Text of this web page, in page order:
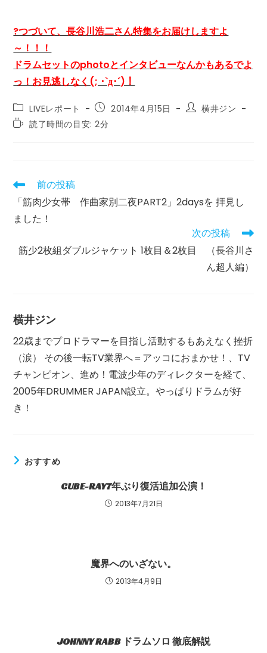
?つづいて、長谷川浩二さん特集をお届けしますよ
～！！！
ドラムセットのphotoとインタビューなんかもあるでよ
っ！お見逃しなく(; ･`д･´)！
投
稿
カ
LIVEレポート
投
稿
公
2014年4月15日
投
横井ジン
読
か
る
時
間:
読了時間の目安: 2分
そ
の
の
を
前の投稿
「筋肉少女帯 作曲家別二夜PART2」2daysを 拝見し
ました！
次の投稿
筋少2枚組ダブルジャケット 1枚目＆2枚目 （長谷川さ
ん超人編）
横井ジン
22歳までプロドラマーを目指し活動するもあえなく挫折
（涙） その後一転TV業界へ＝アッコにおまかせ！、TV
チャンピオン、進め！電波少年のディレクターを経て、
2005年DRUMMER JAPAN設立。やっぱりドラムが好
き！
おすすめ
CUBE-RAY7年ぶり復活追加公演！
2013年7月21日
魔界へのいざない。
2013年4月9日
JOHNNY RABB ドラムソロ 徹底解説